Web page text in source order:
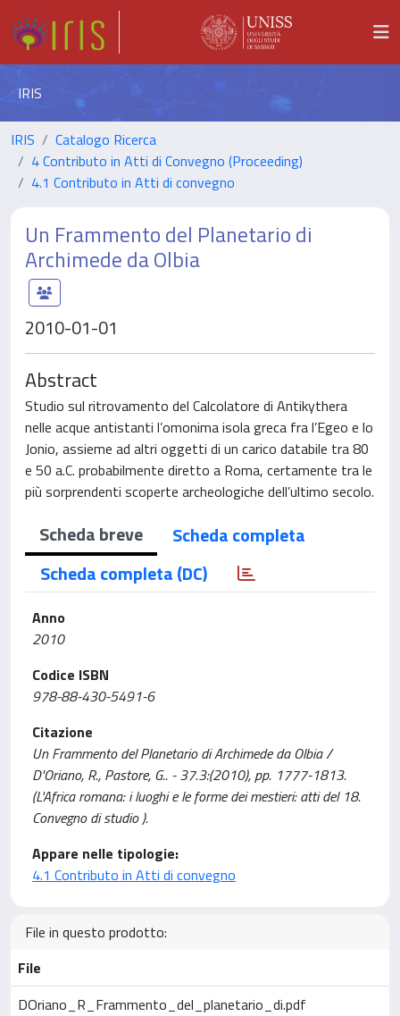
IRIS
IRIS
Catalogo Ricerca
4 Contributo in Atti di Convegno (Proceeding)
4.1 Contributo in Atti di convegno
Un Frammento del Planetario di
Archimede da Olbia
2010-01-01
Abstract
Studio sul ritrovamento del Calcolatore di Antikythera
nelle acque antistanti l’omonima isola greca fra l’Egeo e lo
Jonio, assieme ad altri oggetti di un carico databile tra 80
e 50 a.C. probabilmente diretto a Roma, certamente tra le
più sorprendenti scoperte archeologiche dell’ultimo secolo.
Scheda breve
Scheda completa
Scheda completa (DC)
Anno
2010
Codice ISBN
978-88-430-5491-6
Citazione
Un Frammento del Planetario di Archimede da Olbia /
D'Oriano, R., Pastore, G.. - 37.3:(2010), pp. 1777-1813.
(L'Africa romana: i luoghi e le forme dei mestieri: atti del 18.
Convegno di studio ).
Appare nelle tipologie:
4.1 Contributo in Atti di convegno
File in questo prodotto:
File
DOriano_R_Frammento_del_planetario_di.pdf